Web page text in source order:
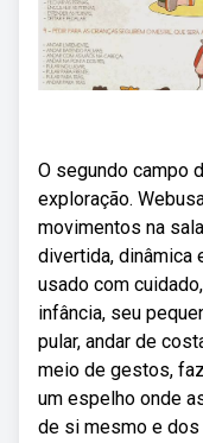
O segundo campo
exploração.
movimentos na
divertida, dinâmica
usado com
infância, seu
pular, andar de
meio de gestos,
um espelho onde
de si mesmo e